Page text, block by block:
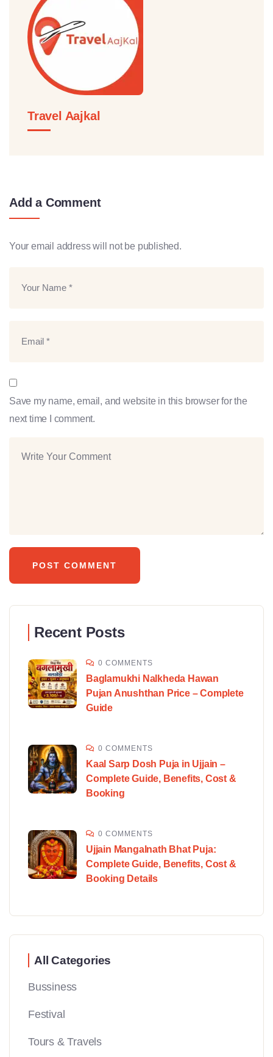
Travel Aajkal
Add a Comment
Your email address will not be published.
Save my name, email, and website in this browser for the
next time I comment.
Recent Posts
0 COMMENTS
Baglamukhi Nalkheda Hawan
Pujan Anushthan Price – Complete
Guide
0 COMMENTS
Kaal Sarp Dosh Puja in Ujjain –
Complete Guide, Benefits, Cost &
Booking
0 COMMENTS
Ujjain Mangalnath Bhat Puja:
Complete Guide, Benefits, Cost &
Booking Details
All Categories
Bussiness
Festival
Tours & Travels